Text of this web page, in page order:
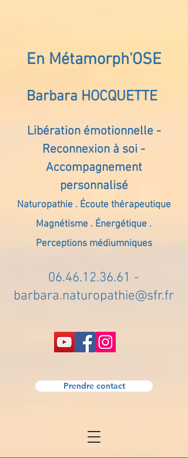
En Métamorph'OSE
Barbara HOCQUETTE
Libération émotionnelle -
Reconnexion à soi -
Accompagnement
personnalisé
Naturopathie . Écoute thérapeutique
Magnétisme . Énergétique .
Perceptions médiumniques
06.46.12.36.61 -
barbara.naturopathie@sfr.fr
Prendre contact